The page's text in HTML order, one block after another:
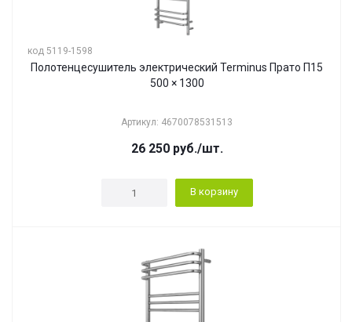
код 5119-1598
Полотенцесушитель электрический Terminus Прато П15
500 × 1300
Артикул: 4670078531513
26 250руб./шт.
В корзину